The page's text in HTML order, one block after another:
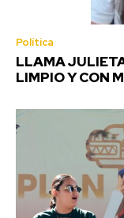
Política
LLAMA
LIMPIO Y CON